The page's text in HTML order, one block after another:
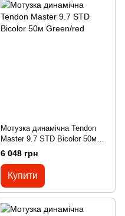
Мотузка динамічна Tendon
Master 9.7 STD Bicolor 50м
Green/red
6 048 грн
Купити